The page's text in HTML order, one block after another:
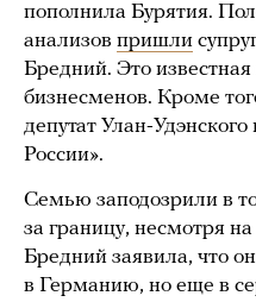
пополнила Бурятия.
анализов пришли
Бредний. Это
бизнесменов. Кроме
депутат Улан-
России».
Семью заподозрили в
за границу, несмотря
Бредний заявила, что
в Германию, но еще в